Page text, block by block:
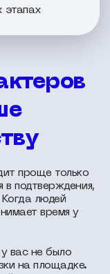
этапах
проще только
в подтверждения,
Когда людей
время у
вас не было
на площадке.